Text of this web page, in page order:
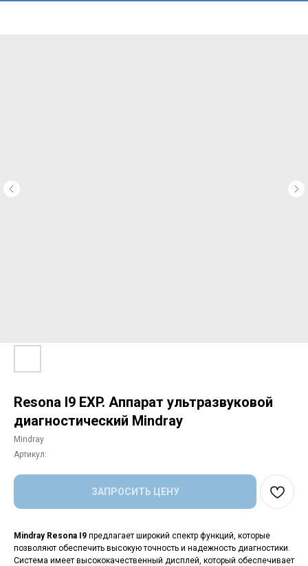
Resona I9 EXP. Аппарат ультразвуковой
диагностический Mindray
Mindray
Артикул:
ЗАПРОСИТЬ ЦЕНУ
Mindray Resona I9 предлагает широкий спектр функций, которые
позволяют обеспечить высокую точность и надежность диагностики.
Система имеет высококачественный дисплей, который обеспечивает